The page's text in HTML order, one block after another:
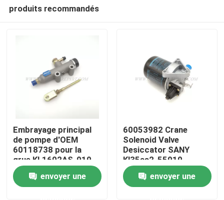
Aperçu
produits recommandés
Embrayage principal
de pompe d'OEM
60118738 pour la
grue KL1602AS-010
de SANY
envoyer une
60053982 Crane
Solenoid Valve
Desiccator SANY
Kl35as2-55010
envoyer une